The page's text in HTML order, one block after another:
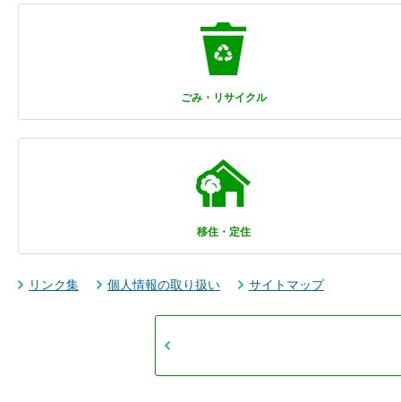
ごみ・リサイクル
移住・定住
リンク集 個人情報の取り扱い サイトマップ